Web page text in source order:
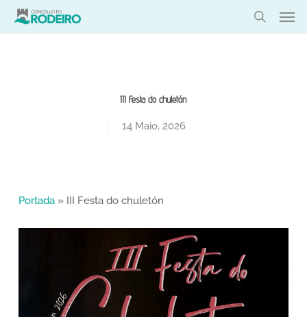
Skip
III Festa do chuletón
14 Maio, 2026
Portada» III Festa do chuletón